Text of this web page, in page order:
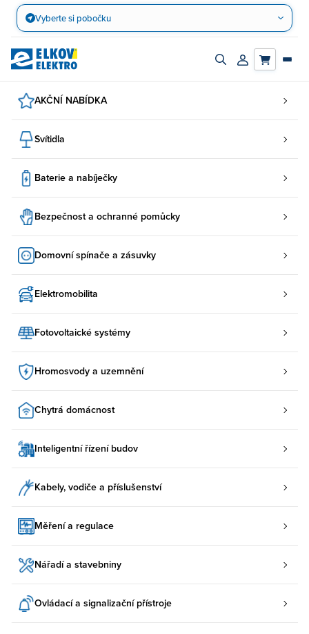
Přejít
obsah
Vyberte si pobočku
Zapnout/vypnout
Přihlásit/
AKČNÍ NABÍDKA
Svítidla
Baterie a nabíječky
Bezpečnost a ochranné pomůcky
Domovní spínače a zásuvky
Elektromobilita
Fotovoltaické systémy
Hromosvody a uzemnění
Chytrá domácnost
Inteligentní řízení budov
Kabely, vodiče a příslušenství
Měření a regulace
Nářadí a stavebniny
Ovládací a signalizační přístroje